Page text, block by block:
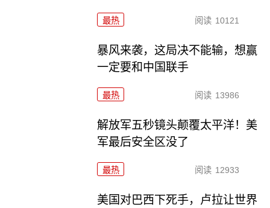
最热 阅读 10121
暴风来袭，这局决不能输，想赢
一定要和中国联手
最热 阅读 13986
解放军五秒镜头颠覆太平洋！美
军最后安全区没了
最热 阅读 12933
美国对巴西下死手，卢拉让世界